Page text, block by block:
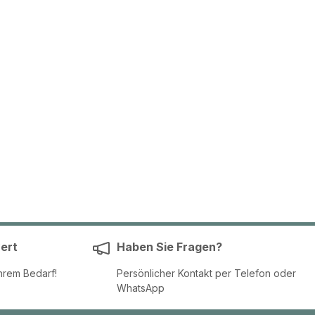
Bedarf!
Haben Sie Fragen?
Persönlicher Kontakt per Telefon oder
WhatsApp